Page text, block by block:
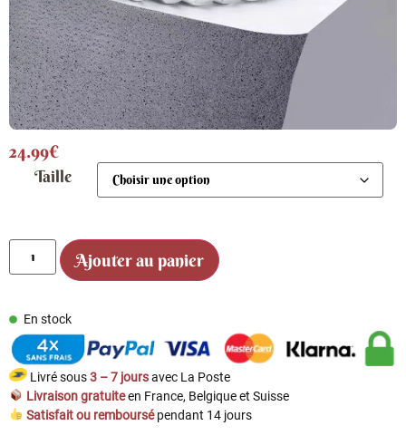
24.99€
Taille
Ajouter au panier
En stock
Livré sous3 – 7 joursavec La Poste
Livraison gratuiteen France, Belgique et Suisse
Satisfait ou remboursépendant 14 jours